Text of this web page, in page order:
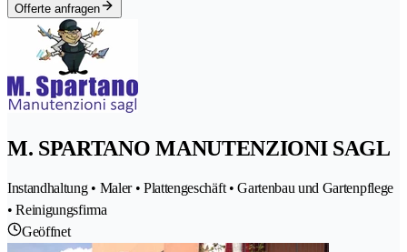
Offerte anfragen
M. SPARTANO MANUTENZIONI SAGL
Instandhaltung • Maler • Plattengeschäft • Gartenbau und Gartenpflege
• Reinigungsfirma
Geöffnet